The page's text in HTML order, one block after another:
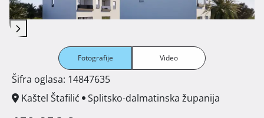
Fotografije Video
Šifra oglasa: 14847635
Kaštel Štafilić
Splitsko-dalmatinska županija